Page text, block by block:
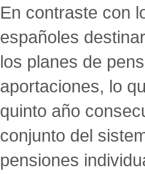
En contraste con
españoles
los planes de
aportaciones, lo
quinto año
conjunto del
pensiones